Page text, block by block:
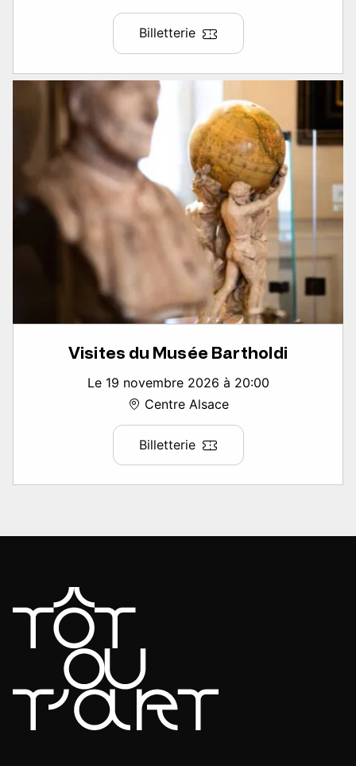
Billetterie
Visites du Musée Bartholdi
Le 19 novembre 2026 à 20:00
Centre Alsace
Billetterie